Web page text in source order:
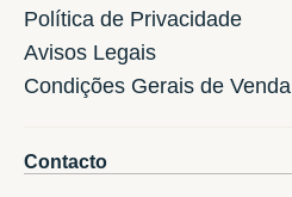
Política de Privacidade
Avisos Legais
Condições Gerais de Venda
Contacto